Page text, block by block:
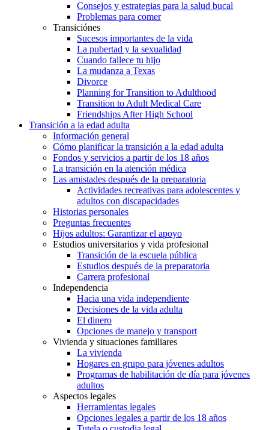
Consejos y estrategias para la salud bucal
Problemas para comer
Transiciónes
Sucesos importantes de la vida
La pubertad y la sexualidad
Cuando fallece tu hijo
La mudanza a Texas
Divorce
Planning for Transition to Adulthood
Transition to Adult Medical Care
Friendships After High School
Transición a la edad adulta
Información general
Cómo planificar la transición a la edad adulta
Fondos y servicios a partir de los 18 años
La transición en la atención médica
Las amistades después de la preparatoria
Actividades recreativas para adolescentes y
adultos con discapacidades
Historias personales
Preguntas frecuentes
Hijos adultos: Garantizar el apoyo
Estudios universitarios y vida profesional
Transición de la escuela pública
Estudios después de la preparatoria
Carrera profesional
Independencia
Hacia una vida independiente
Decisiones de la vida adulta
El dinero
Opciones de manejo y transport
Vivienda y situaciones familiares
La vivienda
Hogares en grupo para jóvenes adultos
Programas de habilitación de día para jóvenes
adultos
Aspectos legales
Herramientas legales
Opciones legales a partir de los 18 años